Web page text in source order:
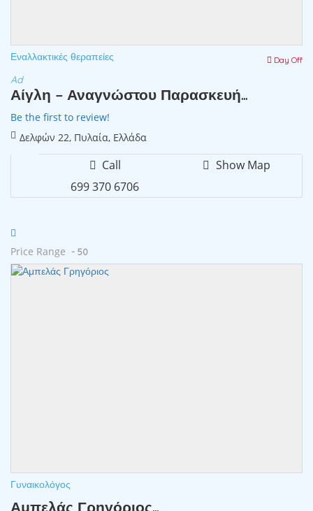
Εναλλακτικές θεραπείες Day Off
Ad
Αίγλη – Αναγνώστου Παρασκευή...
Be the first to review!
Δελφών 22, Πυλαία, Ελλάδα
Call
699 370 6706
Show Map
Price Range - 50
Γυναικολόγος
Αμπελάς Γρηγόριος...